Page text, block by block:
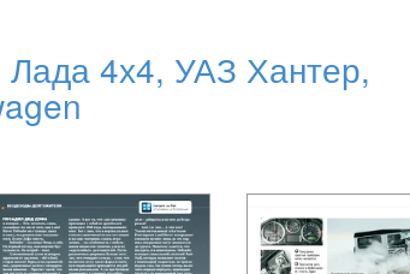
Лада 4х4, УАЗ Хантер,